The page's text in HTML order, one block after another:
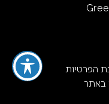
הפרטיות
באתר